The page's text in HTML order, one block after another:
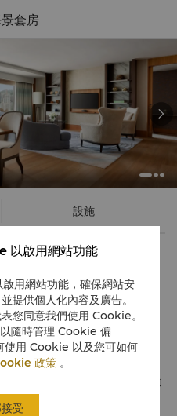
套房

設施
尚的住宿體驗。豪華的單臥室
面感受維多利亞海港的醉人景
設施，包括免費無線上網、自助
遲退房和商務設施。
以啟用網站功能
用網站功能，確保網站安
提供個人化內容及廣告。
您同意我們使用 Cookie。
隨時管理 Cookie 偏
使用 Cookie 以及您可如何
政策 。
受